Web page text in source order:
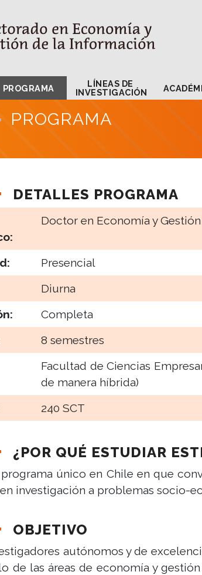
PROGRAMA
LÍNEAS DE
INVESTIGACIÓN
PROGRAMA
LÍNEAS DE
INVESTIGACIÓN
PROGRAMA
DETALLES PROGRAMA
Doctor en Economía y
Presencial
Diurna
Completa
8 semestres
Facultad de Ciencias
de manera híbrida)
240 SCT
¿POR QUÉ ESTUDIAR
único en Chile en que
investigación a problemas socio-
OBJETIVO
autónomos y de
de las áreas de economía y